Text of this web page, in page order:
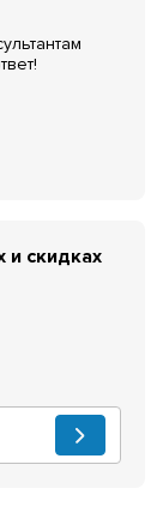
и скидках